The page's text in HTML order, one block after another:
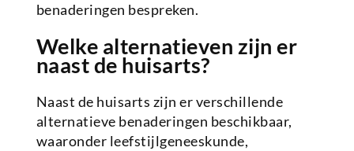
benaderingen bespreken.
Welke alternatieven zijn er
naast de huisarts?
Naast de huisarts zijn er verschillende
alternatieve benaderingen beschikbaar,
waaronder leefstijlgeneeskunde,